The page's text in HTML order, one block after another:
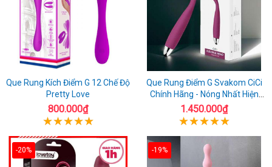
Que Rung Kích Điểm G 12 Chế Độ
Pretty Love
800.000₫
Que Rung Điểm G Svakom CiCi
Chính Hãng - Nóng Nhất Hiện
Nay
1.450.000₫
-20% -19%